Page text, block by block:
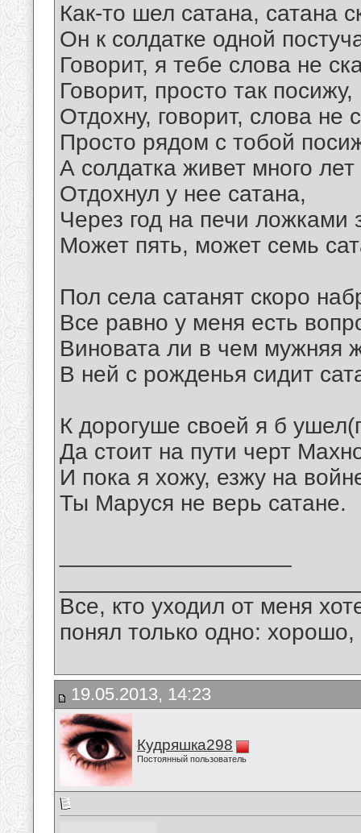
Как-то шел сатана, сатана
Он к солдатке одной
Говорит, я тебе слова не
Говорит, просто так посижу,
Отдохну, говорит, слова не
Просто рядом с тобой
А солдатка живет много
Отдохнул у нее сатана,
Через год на печи ложками
Может пять, может семь
Пол села сатанят скоро
Все равно у меня есть
Виновата ли в чем мужняя
В ней с рожденья сидит
К дорогуше своей я б
Да стоит на пути черт
И пока я хожу, езжу на
Ты Маруся не верь сатане.
Все, кто уходил от меня
понял только одно:
19.05.2013, 14:23
Кудряшка298
Постоянный пользователь